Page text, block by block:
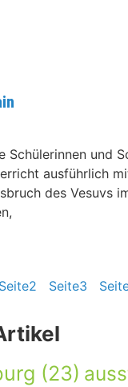
Schülerinnen und
ausführlich
des Vesuvs
Seite2 Seite3
(23)